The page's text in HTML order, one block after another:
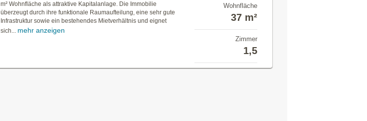
m² Wohnfläche als attraktive Kapitalanlage. Die Immobilie
überzeugt durch ihre funktionale Raumaufteilung, eine sehr gute
Infrastruktur sowie ein bestehendes Mietverhältnis und eignet
sich... mehr anzeigen
Wohnfläche
37 m²
Zimmer
1,5